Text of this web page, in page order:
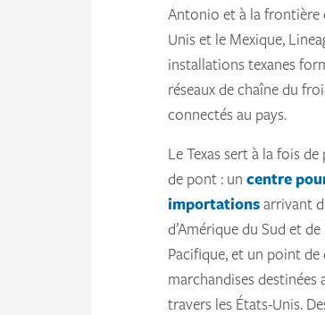
Antonio et à la frontière
Unis et le Mexique,
installations texanes
réseaux de chaîne du
connectés au pays.
Le Texas sert à la fois
de pont : uncentre
importationsarrivant
d’Amérique du Sud et
Pacifique, et un point
marchandises destinées
travers les États-Unis.